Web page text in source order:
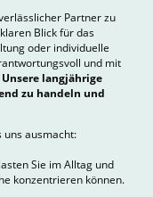
Partner zu
Blick für das
oder individuelle
und mit
Unsere langjährige
zu handeln und
uns ausmacht:
Sie im Alltag und
konzentrieren können.